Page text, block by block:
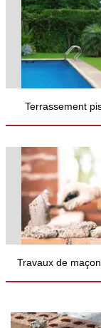
Terrassement
Travaux de